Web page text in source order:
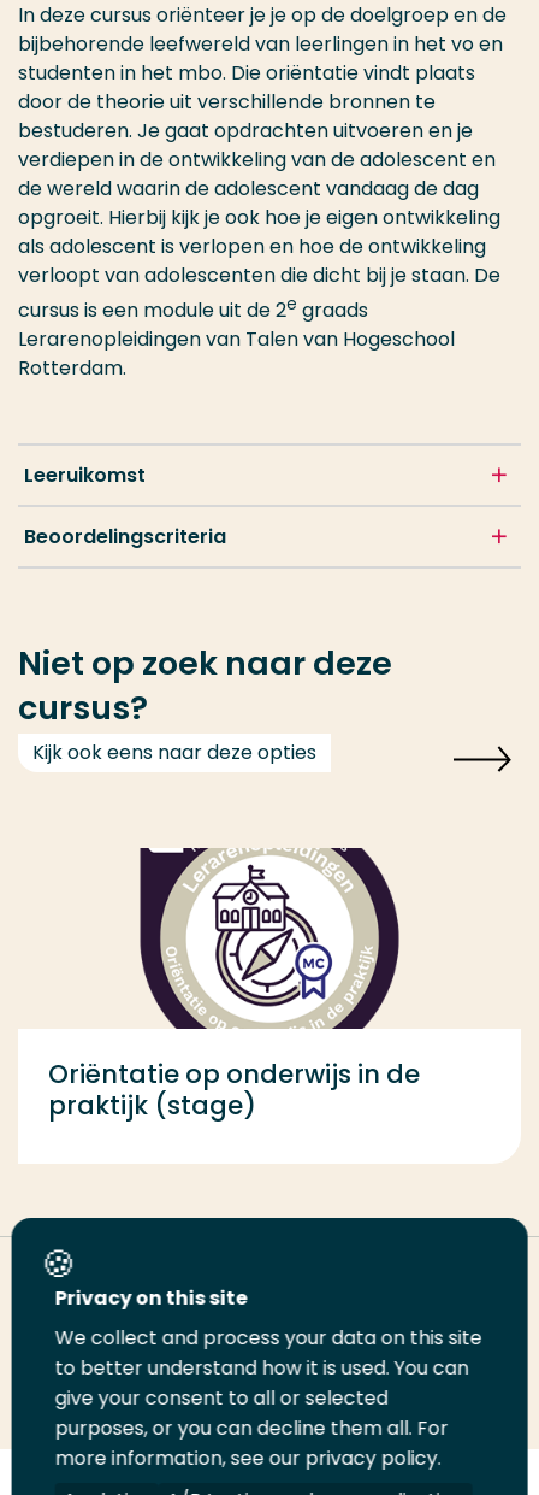
In deze cursus oriënteer je je op de doelgroep en de
bijbehorende leefwereld van leerlingen in het vo en
studenten in het mbo. Die oriëntatie vindt plaats
door de theorie uit verschillende bronnen te
bestuderen. Je gaat opdrachten uitvoeren en je
verdiepen in de ontwikkeling van de adolescent en
de wereld waarin de adolescent vandaag de dag
opgroeit. Hierbij kijk je ook hoe je eigen ontwikkeling
als adolescent is verlopen en hoe de ontwikkeling
verloopt van adolescenten die dicht bij je staan. De
cursus is een module uit de 2e graads
Lerarenopleidingen van Talen van Hogeschool
Rotterdam.
Leeruikomst
Beoordelingscriteria
Niet op zoek naar deze
cursus?
Kijk ook eens naar deze opties
Oriëntatie op onderwijs in de
praktijk (stage)
Deel deze pagina
Deel
LinkedIn
Deel
op
Twitter
Deel
op
Facebook
Email
deze
pagina
Print
deze
pagina
Privacy on this site
We collect and process your data on this site
to better understand how it is used. You can
give your consent to all or selected
purposes, or you can decline them all. For
more information, see our privacy policy.